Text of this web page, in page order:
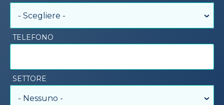
- Scegliere -
TELEFONO
SETTORE
- Nessuno -